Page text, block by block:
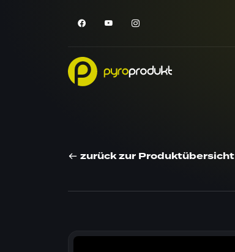
zurück zur Produktübersicht